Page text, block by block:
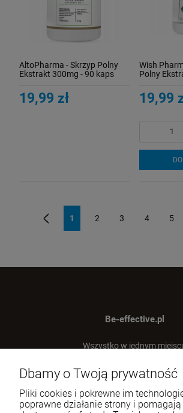
AltoPharma - Skrzyp Polny
Ekstrakt 300mg - 90 kaps
19,99 zł
Wish
Polny
19,99
1 2 3 4 5
Be-effective.pl
Wszystko w jednym
Tel.:
E-mail: sklep@be-
Dbamy o Twoją prywatność
Pliki cookies i pokrewne im
poprawne działanie strony i